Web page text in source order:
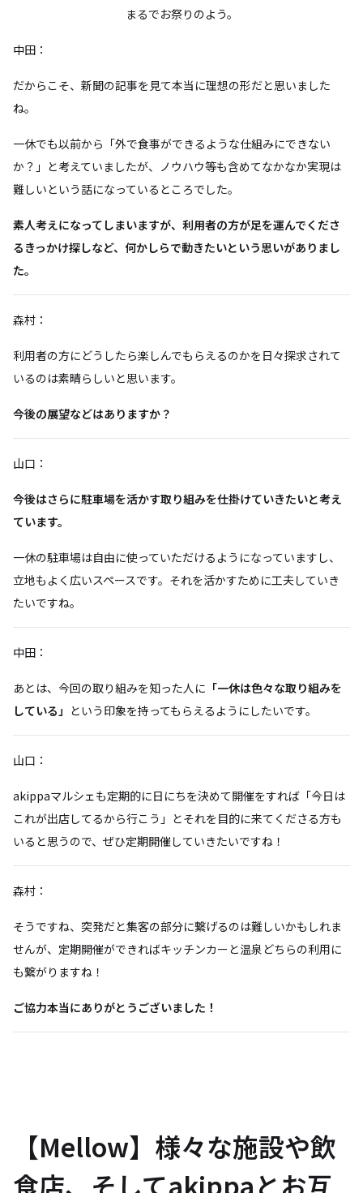
まるでお祭りのよう。
中田：
だからこそ、新聞の記事を見て本当に理想の形だと思いました
ね。
一休でも以前から「外で食事ができるような仕組みにできない
か？」と考えていましたが、ノウハウ等も含めてなかなか実現は
難しいという話になっているところでした。
素人考えになってしまいますが、利用者の方が足を運んでくださ
るきっかけ探しなど、何かしらで動きたいという思いがありまし
た。
森村：
利用者の方にどうしたら楽しんでもらえるのかを日々探求されて
いるのは素晴らしいと思います。
今後の展望などはありますか？
山口：
今後はさらに駐車場を活かす取り組みを仕掛けていきたいと考え
ています。
一休の駐車場は自由に使っていただけるようになっていますし、
立地もよく広いスペースです。それを活かすために工夫していき
たいですね。
中田：
あとは、今回の取り組みを知った人に 「一休は色々な取り組みを
している」 という印象を持ってもらえるようにしたいです。
山口：
akippaマルシェも定期的に日にちを決めて開催をすれば「今日は
これが出店してるから行こう」とそれを目的に来てくださる方も
いると思うので、ぜひ定期開催していきたいですね！
森村：
そうですね、突発だと集客の部分に繋げるのは難しいかもしれま
せんが、定期開催ができればキッチンカーと温泉どちらの利用に
も繋がりますね！
ご協力本当にありがとうございました！
【Mellow】様々な施設や飲
食店、そしてakippaとお互